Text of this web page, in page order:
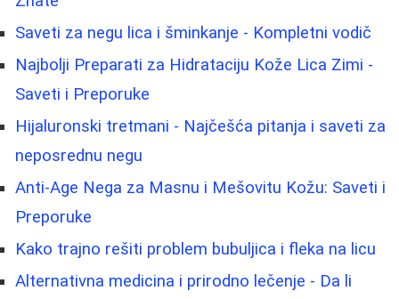
Saveti za negu lica i šminkanje - Kompletni vodič
Najbolji Preparati za Hidrataciju Kože Lica Zimi -
Saveti i Preporuke
Hijaluronski tretmani - Najčešća pitanja i saveti za
neposrednu negu
Anti-Age Nega za Masnu i Mešovitu Kožu: Saveti i
Preporuke
Kako trajno rešiti problem bubuljica i fleka na licu
Alternativna medicina i prirodno lečenje - Da li